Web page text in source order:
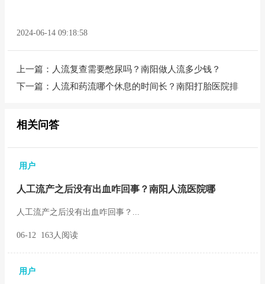
2024-06-14 09:18:58
上一篇： 人流复查需要憋尿吗？南阳做人流多少钱？
下一篇： 人流和药流哪个休息的时间长？南阳打胎医院排
相关问答
用户
人工流产之后没有出血咋回事？南阳人流医院哪
人工流产之后没有出血咋回事？...
06-12 163人阅读
用户